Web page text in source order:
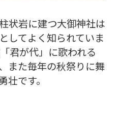
状岩に建つ大御神社は
してよく知られていま
君が代」に歌われる
また毎年の秋祭りに舞
です。